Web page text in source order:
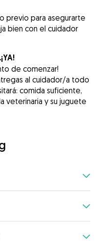
previo para asegurarte
bien con el cuidador
de comenzar!
al cuidador/a todo
comida suficiente,
veterinaria y su juguete